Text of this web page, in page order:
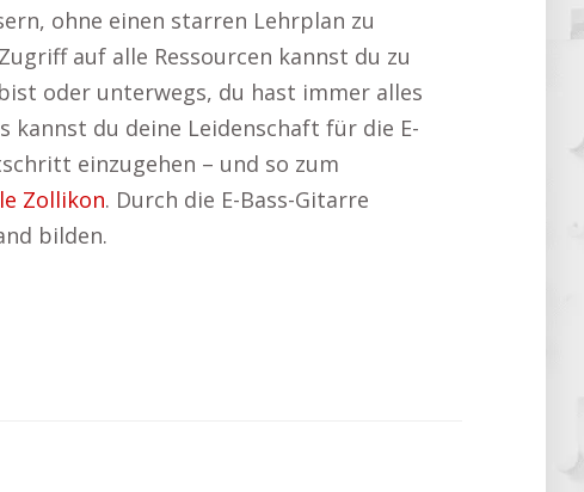
ohne einen starren Lehrplan zu
auf alle Ressourcen kannst du zu
oder unterwegs, du hast immer alles
kannst du deine Leidenschaft für die E-
einzugehen – und so zum
Zollikon. Durch die E-Bass-Gitarre
bilden.